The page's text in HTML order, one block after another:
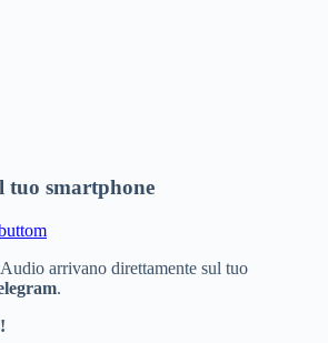
tuo smartphone
arrivano direttamente sul tuo
.